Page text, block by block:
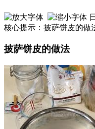
核心提示：披萨饼皮的做
披萨饼皮的做法